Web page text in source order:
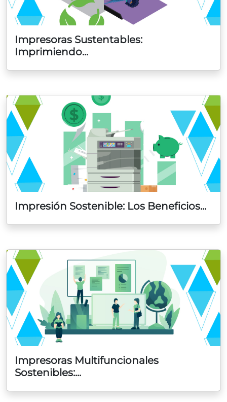
Impresoras Sustentables:
Imprimiendo...
Impresión Sostenible: Los Beneficios...
Impresoras Multifuncionales
Sostenibles:...